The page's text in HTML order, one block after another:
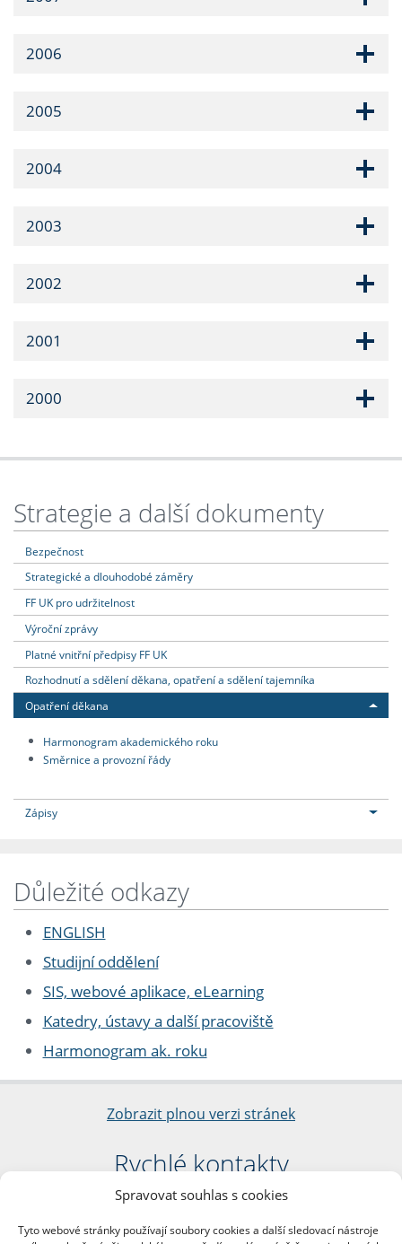
Spravovat souhlas s cookies
Tyto webové stránky používají soubory cookies a další sledovací nástroje
2006
2005
2004
2003
2002
2001
2000
Strategie a další dokumenty
Bezpečnost
Strategické a dlouhodobé záměry
FF UK pro udržitelnost
Výroční zprávy
Platné vnitřní předpisy FF UK
Rozhodnutí a sdělení děkana, opatření a sdělení tajemníka
Opatření děkana
Harmonogram akademického roku
Směrnice a provozní řády
Zápisy
Důležité odkazy
ENGLISH
Studijní oddělení
SIS, webové aplikace, eLearning
Katedry, ústavy a další pracoviště
Harmonogram ak. roku
Zobrazit plnou verzi stránek
Rychlé kontakty
Filozofická fakulta
nám. Jana Palacha 1/2